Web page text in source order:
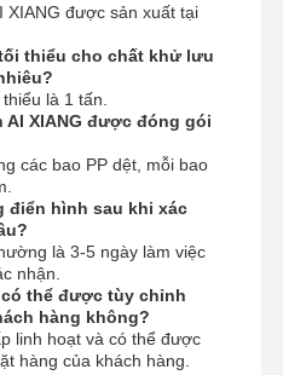
XIANG được sản xuất tại
thiểu cho chất khử lưu
là 1 tấn.
XIANG được đóng gói
các bao PP dệt, mỗi bao
điển hình sau khi xác
là 3-5 ngày làm việc
nhận.
thể được tùy chỉnh
hàng không?
linh hoạt và có thể được
hàng của khách hàng.